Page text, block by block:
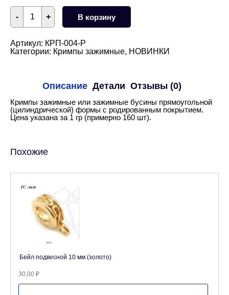
+
Количество
товара
Кримпы
бусины
1,5х1,5
- В корзину
Артикул: КРП-004-Р
Категории: Кримпы зажимные, НОВИНКИ
Описание Детали Отзывы (0)
Кримпы зажимные или зажимные бусины прямоугольной
(цилиндрической) формы с родированным покрытием.
Цена указана за 1 гр (примерно 160 шт).
Похожие
Бейл подвесной 10 мм (золото)
30,00 ₽